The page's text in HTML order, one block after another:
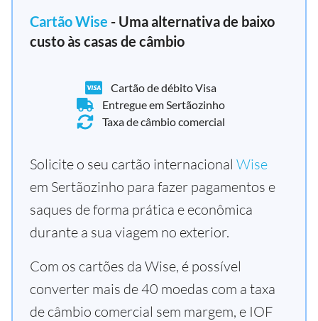
Cartão Wise - Uma alternativa de baixo
custo às casas de câmbio
Cartão de débito Visa
Entregue em Sertãozinho
Taxa de câmbio comercial
Solicite o seu cartão internacional Wise
em Sertãozinho para fazer pagamentos e
saques de forma prática e econômica
durante a sua viagem no exterior.
Com os cartões da Wise, é possível
converter mais de 40 moedas com a taxa
de câmbio comercial sem margem, e IOF